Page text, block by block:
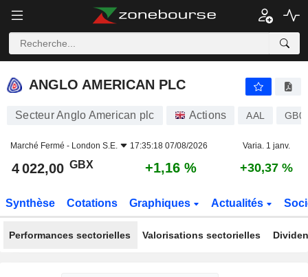
ANGLO AMERICAN PLC
ANGLO AMERICAN PLC
Secteur Anglo American plc Actions AAL
Marché Fermé - London S.E. 17:35:18 07/08/2026 Varia. 1 janv.
4 022,00 GBX +1,16 % +30,37 %
Synthèse Cotations Graphiques Actualités
Performances sectorielles Valorisations sectorielles